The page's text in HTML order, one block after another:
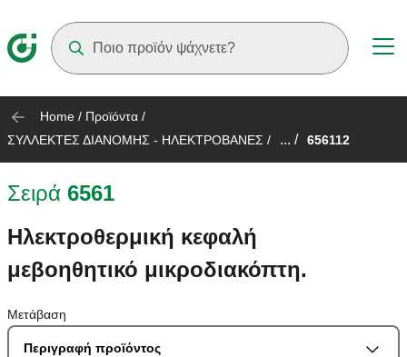
Home / Προϊόντα /
ΣΥΛΛΕΚΤΕΣ ΔΙΑΝΟΜΗΣ - ΗΛΕΚΤΡΟΒΑΝΕΣ / ... / 656112
Σειρά 6561
Ηλεκτροθερμική κεφαλή
μεβοηθητικό μικροδιακόπτη.
Μετάβαση
Περιγραφή προϊόντος